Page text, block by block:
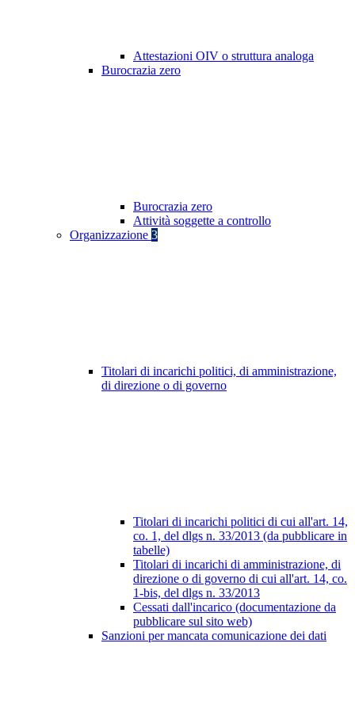
Attestazioni OIV o struttura analoga
Burocrazia zero
Burocrazia zero
Attività soggette a controllo
Organizzazione 3
Titolari di incarichi politici, di amministrazione,
di direzione o di governo
Titolari di incarichi politici di cui all'art. 14,
co. 1, del dlgs n. 33/2013 (da pubblicare in
tabelle)
Titolari di incarichi di amministrazione, di
direzione o di governo di cui all'art. 14, co.
1-bis, del dlgs n. 33/2013
Cessati dall'incarico (documentazione da
pubblicare sul sito web)
Sanzioni per mancata comunicazione dei dati